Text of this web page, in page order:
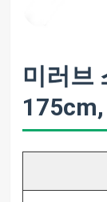
미러브
175cm,